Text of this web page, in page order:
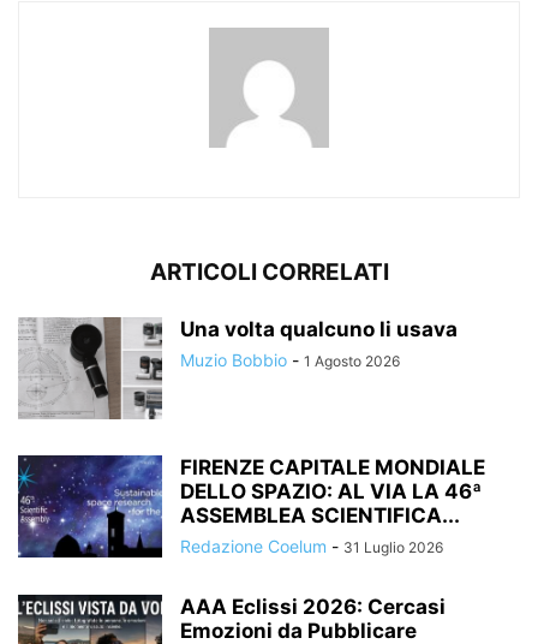
ARTICOLI CORRELATI
Una volta qualcuno li usava
Muzio Bobbio - 1 Agosto 2026
FIRENZE CAPITALE MONDIALE
DELLO SPAZIO: AL VIA LA 46ª
ASSEMBLEA SCIENTIFICA...
Redazione Coelum - 31 Luglio 2026
AAA Eclissi 2026: Cercasi
Emozioni da Pubblicare